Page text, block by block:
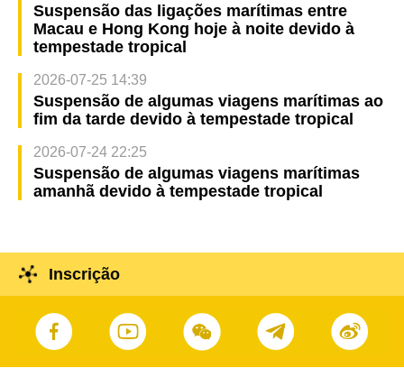
Suspensão das ligações marítimas entre
Macau e Hong Kong hoje à noite devido à
tempestade tropical
2026-07-25 14:39
Suspensão de algumas viagens marítimas ao
fim da tarde devido à tempestade tropical
2026-07-24 22:25
Suspensão de algumas viagens marítimas
amanhã devido à tempestade tropical
Inscrição